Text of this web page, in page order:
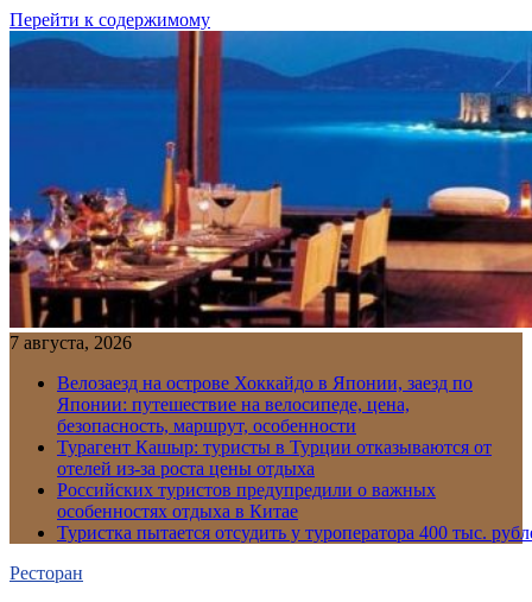
Перейти к содержимому
7 августа, 2026
Велозаезд на острове Хоккайдо в Японии, заезд по
Японии: путешествие на велосипеде, цена,
безопасность, маршрут, особенности
Турагент Кашыр: туристы в Турции отказываются от
отелей из-за роста цены отдыха
Российских туристов предупредили о важных
особенностях отдыха в Китае
Туристка пытается отсудить у туроператора 400 тыс.
Ресторан